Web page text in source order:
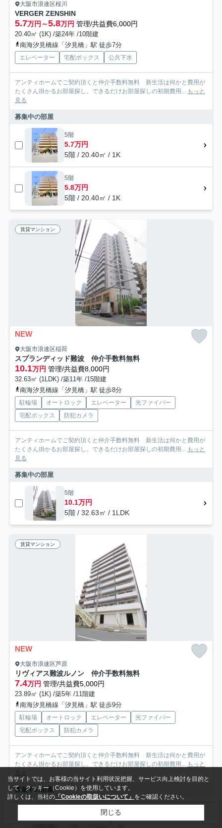
大阪市浪速区桜川
VERGER ZENSHIN
5.7万円～5.8万円 管理/共益費6,000円
20.40㎡ (1K) /築24年 /10階建
南海汐見橋線「汐見橋」駅 徒歩7分
エレベーター 宅配ボックス 公共下水
アンティホームでご契約頂くと仲介手数料無料 新生活は何かと費用が
たくさん掛かるお部屋探し。できるだけお部屋探しの初期費用... もっと
見る
募集中の部屋
5階
5.7万円
5階 / 20.40㎡ / 1K
5階
5.8万円
5階 / 20.40㎡ / 1K
賃貸マンション
NEW
大阪市浪速区稲荷
スプランディッド難波 仲介手数料無料
10.1万円 管理/共益費8,000円
32.63㎡ (1LDK) /築11年 /15階建
南海汐見橋線「汐見橋」駅 徒歩8分
駐輪場 オートロック エレベーター
光ファイバー
宅配ボックス
防犯カメラ
アンティホームでご契約頂くと仲介手数料無料 新生活は何かと費用が
たくさん掛かるお部屋探し。できるだけお部屋探しの初期費用... もっと
見る
募集中の部屋
5階
10.1万円
5階 / 32.63㎡ / 1LDK
賃貸マンション
NEW
大阪市浪速区芦原
リヴィアス難波ルノン 仲介手数料無料
7.4万円 管理/共益費5,000円
23.89㎡ (1K) /築5年 /11階建
南海汐見橋線「汐見橋」駅 徒歩9分
駐輪場 オートロック エレベーター
光ファイバー
宅配ボックス
防犯カメラ
アンティホームでご契約頂くと仲介手数料無料 新生活は何かと費用が
たくさん掛かるお部屋探し。できるだけお部屋探しの初期費用... もっと
見る
募集中の部屋
当サイトでは、お客様の当サイト利用状況把握、サービス向上検討を目的と
して、クッキー（Cookie）を使用しています。
詳しくは、当社の 「Cookieの取扱いについて」 をご確認ください。
閉じる